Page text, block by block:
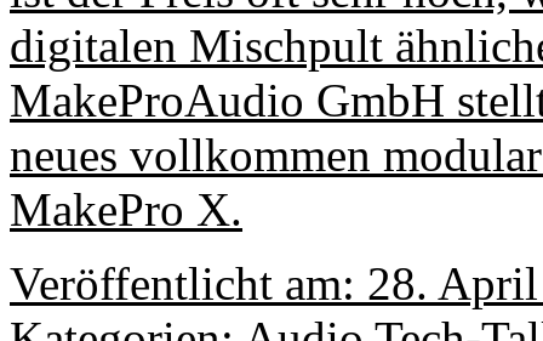
digitalen Mischpult
MakeProAudio GmbH
neues vollkommen
MakePro X.
Veröffentlicht am: 28.